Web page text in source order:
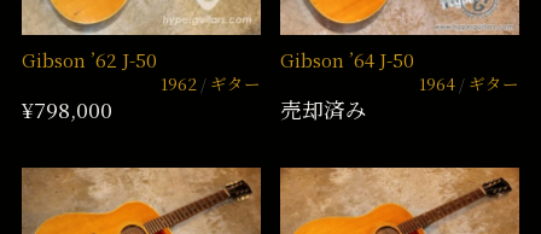
Gibson ’62 J-50
1962 ギター
¥798,000
Gibson ’64 J-50
1964 ギター
売却済み